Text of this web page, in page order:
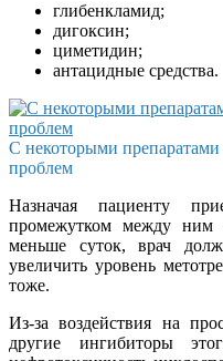
глибенкламид;
дигоксин;
циметидин;
антацидные средства.
С некоторыми препаратами
проблем
Назначая пациенту
промежутком между ним
меньше суток, врач
увеличить уровень
тоже.
Из-за воздействия на
другие ингибиторы